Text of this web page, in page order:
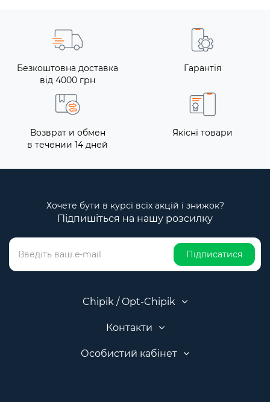
Безкоштовна доставка
від 4000 грн
Гарантія
Возврат и обмен
в течении 14 дней
Якісні товари
Хочете бути в курсі всіх акцій і знижок?
Підпишіться на нашу розсилку
Підписатися
Chipik / Opt-Chipik
Контакти
Особистий кабінет